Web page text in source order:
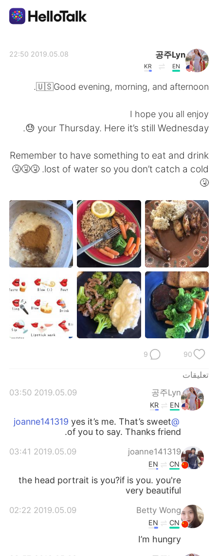
繁體中文 Español
日本語 한국어
Русский ไทย
Indonesia Italiano
Türkçe Tiếng Việt
Português
공주Lyn
EN
KR
2019.05.08 22:50
🇺🇸Good evening, morning, and afternoon.
I hope you all enjoy
your Thursday. Here it’s still Wednesday 😓.
Remember to have something to eat and drink
lost of water so you don’t catch a cold. 🤧🤧🤧
🤧
90
9
تعليقات
공주Lyn
2019.05.09 03:50
EN
KR
@joanne141319
yes it’s me. That’s sweet
of you to say. Thanks friend.
joanne141319
2019.05.09 03:41
CN
EN
the head portrait is you?if is you. you're
very beautiful
Betty Wong
2019.05.09 02:22
CN
EN
I’m hungry